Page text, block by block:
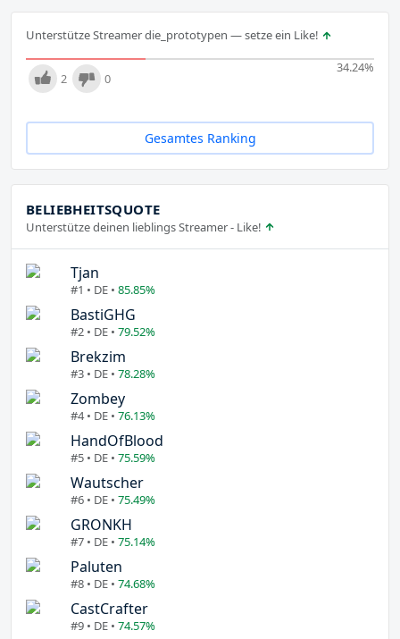
Unterstütze Streamer die_prototypen — setze ein Like!
34.24%
2 0
Gesamtes Ranking
BELIEBHEITSQUOTE
Unterstütze deinen lieblings Streamer - Like!
Tjan
#1 • DE • 85.85%
BastiGHG
#2 • DE • 79.52%
Brekzim
#3 • DE • 78.28%
Zombey
#4 • DE • 76.13%
HandOfBlood
#5 • DE • 75.59%
Wautscher
#6 • DE • 75.49%
GRONKH
#7 • DE • 75.14%
Paluten
#8 • DE • 74.68%
CastCrafter
#9 • DE • 74.57%